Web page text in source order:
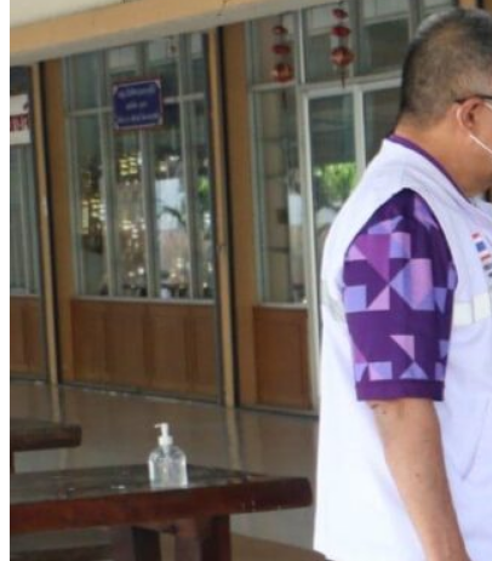
ชมรม KC Channel
E-Learning
การเรียนการสอนทางไกล
LMS บทเรียนออนไลน์
สิ่งอำนวยความสะดวก
การบริการ
ห้องสมุดและคลังข้อมูล
รายการอาหาร
รายงานการประเมินสถานศึกษา
แผนปฏิบัติการปีงบประมาณ 2568
จัดซื้อจัดจ้าง
เผยแพร่ผลงานทางวิชาการ
หมายเลขโทรศัพท์ภายใน
ปฎิทินโรงเรียน
ระบบแจ้งเรื่องร้องเรียน